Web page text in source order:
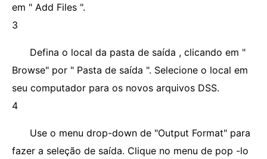
em " Add Files ".
3
Defina o local da pasta de saída , clicando em "
Browse" por " Pasta de saída ". Selecione o local em
seu computador para os novos arquivos DSS.
4
Use o menu drop-down de "Output Format" para
fazer a seleção de saída. Clique no menu de pop -lo